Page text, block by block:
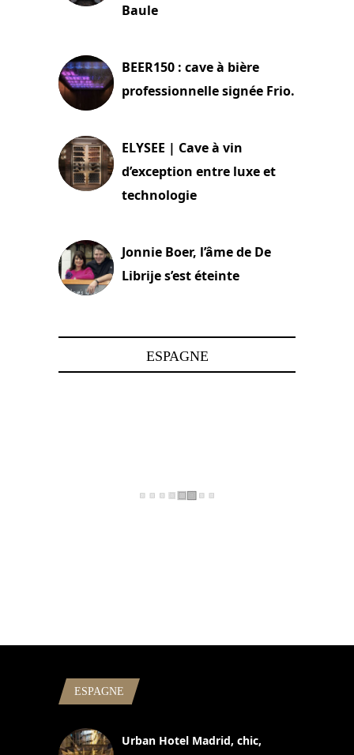
Baule
BEER150 : cave à bière
professionnelle signée Frio.
ELYSEE | Cave à vin
d’exception entre luxe et
technologie
Jonnie Boer, l’âme de De
Librije s’est éteinte
ESPAGNE
ESPAGNE
Urban Hotel Madrid, chic,